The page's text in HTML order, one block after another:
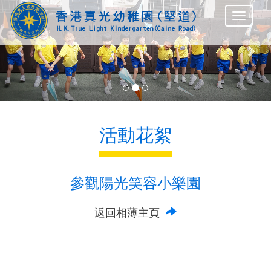
Previous
活動花絮
參觀陽光笑容小樂園
返回相薄主頁